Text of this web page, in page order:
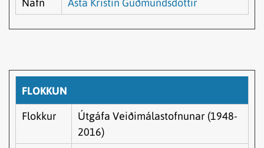
Nafn
Ásta Kristín Guðmundsdóttir
FLOKKUN
Flokkur
Útgáfa Veiðimálastofnunar (1948-
2016)